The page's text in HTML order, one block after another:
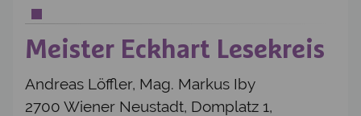
Meister Eckhart Lesekreis
Andreas Löffler, Mag. Markus Iby
2700 Wiener Neustadt, Domplatz 1,